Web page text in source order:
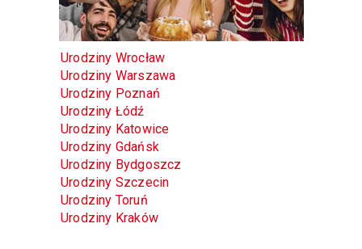
Urodziny Wrocław
Urodziny Warszawa
Urodziny Poznań
Urodziny Łódź
Urodziny Katowice
Urodziny Gdańsk
Urodziny Bydgoszcz
Urodziny Szczecin
Urodziny Toruń
Urodziny Kraków